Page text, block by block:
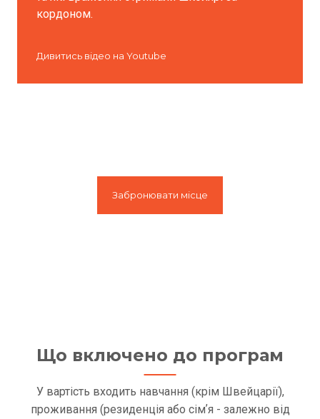
кордоном.
Дивитись відео на Youtube
Забронювати місце
Що включено до програм
У вартість входить навчання (крім Швейцарії),
проживання (резиденція або сімʼя - залежно від